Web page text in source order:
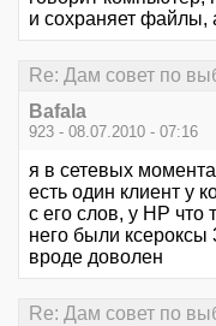
и сохраняет файлы,
Re: Дам совет по
Bafala
923 - 08.07.2010 - 07:16
я в сетевых
есть один клиент у
с его слов, у НР что
него были ксероксы
вроде доволен
Re: Дам совет по